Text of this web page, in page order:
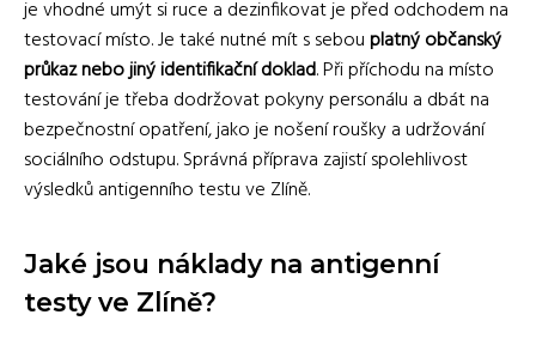
je vhodné umýt si ruce a dezinfikovat je před odchodem na
testovací místo. Je také nutné mít s sebouplatný občanský
průkaz nebo jiný identifikační doklad. Při příchodu na místo
testování je třeba dodržovat pokyny personálu a dbát na
bezpečnostní opatření, jako je nošení roušky a udržování
sociálního odstupu. Správná příprava zajistí spolehlivost
výsledků antigenního testu ve Zlíně.
Jaké jsou náklady na antigenní
testy ve Zlíně?